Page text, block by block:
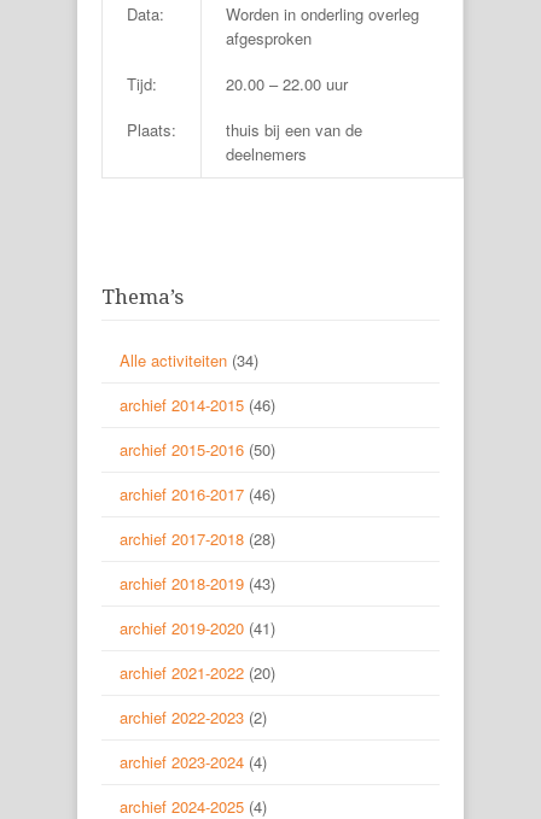
Data:
Worden in onderling overleg
afgesproken
Tijd:
20.00 – 22.00 uur
Plaats:
thuis bij een van de
deelnemers
Thema’s
Alle activiteiten (34)
archief 2014-2015 (46)
archief 2015-2016 (50)
archief 2016-2017 (46)
archief 2017-2018 (28)
archief 2018-2019 (43)
archief 2019-2020 (41)
archief 2021-2022 (20)
archief 2022-2023 (2)
archief 2023-2024 (4)
archief 2024-2025 (4)